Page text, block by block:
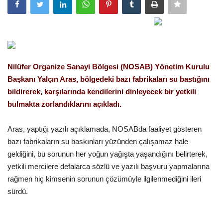
Şanlıurfa
Eğitim
Spor
Tekno Bilim
Ekonomi
Siyaset
Nilüfer Organize Sanayi Bölgesi (NOSAB) Yönetim Kurulu
Başkanı Yalçın Aras, bölgedeki bazı fabrikaları su bastığını
bildirerek, karşılarında kendilerini dinleyecek bir yetkili
bulmakta zorlandıklarını açıkladı.
Aras, yaptığı yazılı açıklamada, NOSABda faaliyet gösteren
bazı fabrikaların su baskınları yüzünden çalışamaz hale
geldiğini, bu sorunun her yoğun yağışta yaşandığını belirterek,
yetkili mercilere defalarca sözlü ve yazılı başvuru yapmalarına
rağmen hiç kimsenin sorunun çözümüyle ilgilenmediğini ileri
sürdü.